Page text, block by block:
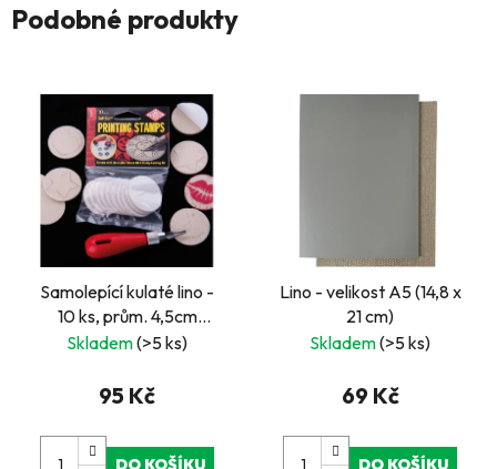
Podobné produkty
Samolepící kulaté lino -
10 ks, prům. 4,5cm
Master cut
Skladem(>5 ks)
95 Kč
DO KOŠÍKU
Lino - velikost A5 (14,8 x
21 cm)
Skladem(>5 ks)
69 Kč
DO KOŠÍKU